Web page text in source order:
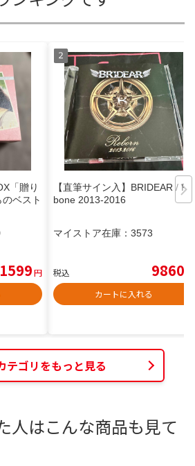
「贈り
ベスト
円
【直筆サイン入】BRIDEAR / Re
bone 2013-2016
マイストア在庫： 3573
税込 9860
カートに入れる
テゴリをもっと見る
人はこんな商品も見て